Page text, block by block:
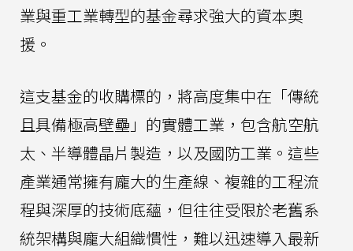
業與重工業轉型的基金尋求強大的資本奧
援。
這支基金的收購標的，將高度集中在「傳統
且具備極高壁壘」的實體工業，包含航空航
太、半導體晶片製造，以及國防工業。這些
產業通常擁有龐大的生產線、複雜的工程流
程與深厚的技術底蘊，但往往受限於老舊系
統架構與龐大組織慣性，難以迅速導入最新